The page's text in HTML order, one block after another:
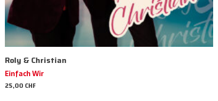
Roly & Christian
Einfach Wir
25,00CHF